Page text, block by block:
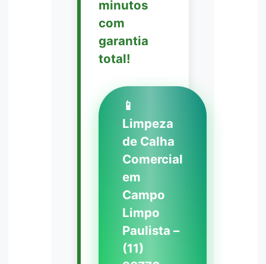
minutos
com
garantia
total!
📱
Limpeza
de Calha
Comercial
em
Campo
Limpo
Paulista –
(11)